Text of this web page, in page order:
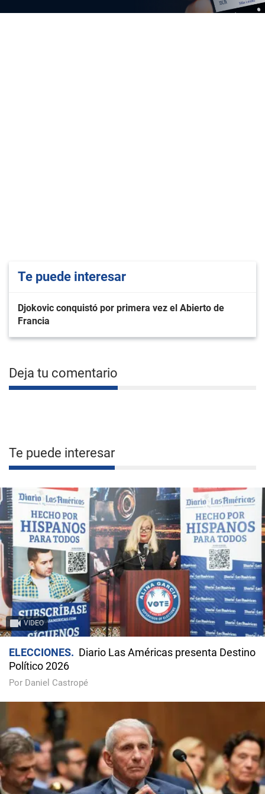
Te puede interesar
Djokovic conquistó por primera vez el Abierto de
Francia
Deja tu comentario
Te puede interesar
VIDEO
ELECCIONES
Diario Las Américas presenta Destino
Político 2026
Por Daniel Castropé